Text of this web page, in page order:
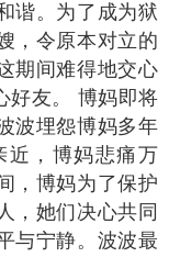
谐。为了成为狱
，令原本对立的
期间难得地交心
好友。 博妈即将
波埋怨博妈多年
近，博妈悲痛万
，博妈为了保护
，她们决心共同
与宁静。波波最